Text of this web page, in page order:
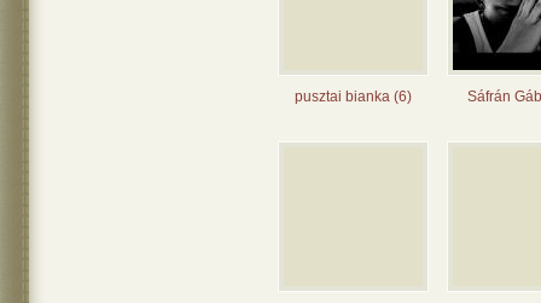
pusztai bianka (6) Sáfrán